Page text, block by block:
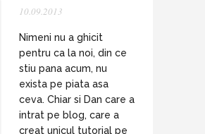
10.09.2013
Nimeni nu a ghicit
pentru ca la noi, din ce
stiu pana acum, nu
exista pe piata asa
ceva. Chiar si Dan care a
intrat pe blog, care a
creat unicul tutorial pe